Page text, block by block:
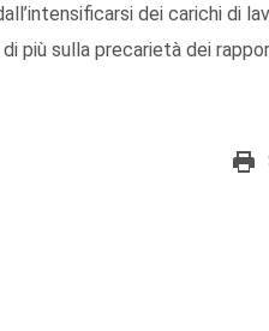
dei carichi di
più sulla precarietà dei